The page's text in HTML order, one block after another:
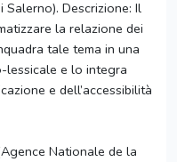
Descrizione: Il
la relazione dei
tale tema in una
lessicale e lo integra
e dell’accessibilità
Nationale de la